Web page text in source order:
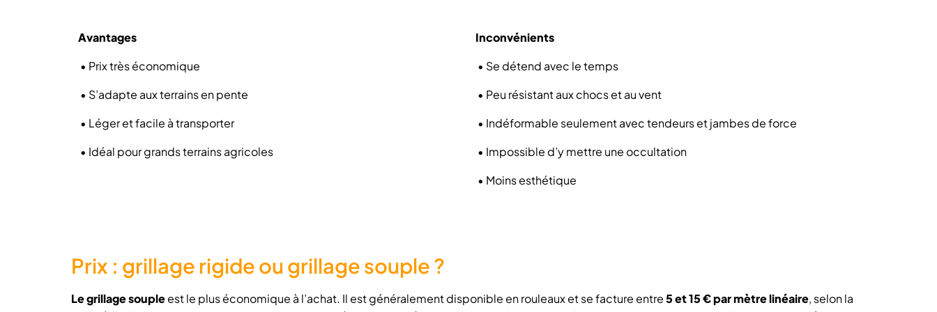
Avantages
• Prix très économique
• S’adapte aux terrains en pente
• Léger et facile à transporter
• Idéal pour grands terrains agricoles
Inconvénients
• Se détend avec le temps
• Peu résistant aux chocs et au vent
• Indéformable seulement avec tendeurs et jambes de force
• Impossible d’y mettre une occultation
• Moins esthétique
Prix : grillage rigide ou grillage souple ?
Le grillage soupleest le plus économique à l’achat. Il est généralement disponible en rouleaux et se facture entre5 et 15 € par mètre linéaire, selon la